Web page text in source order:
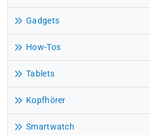
Gadgets
How-Tos
Tablets
Kopfhörer
Smartwatch